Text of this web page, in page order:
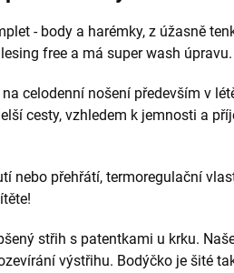
- body a harémky, z úžasně
free a má super wash úpravu.
celodenní nošení především v
cesty, vzhledem k jemnosti a
nebo přehřátí, termoregulační
střih s patentkami u krku.
výstřihu. Bodýčko je šité